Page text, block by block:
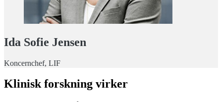
Ida Sofie Jensen
Koncernchef, LIF
Klinisk forskning virker